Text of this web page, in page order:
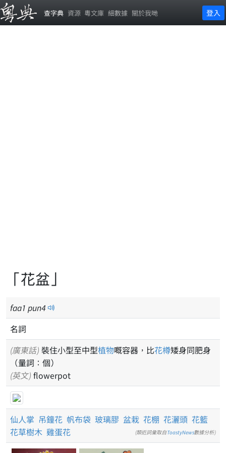
查字典 資源 粵文庫 細數據 關於我哋 登入
「花盆」
faa1 pun4
名詞
(廣東話) 裝住小型至中型植物嘅容器，比花樽矮身同肥身
（量詞：個）
(英文) flowerpot
仙人掌 吊鐘花 帆布袋 玻璃膠 盆栽 花棚 花灑頭 花籃
花草樹木 雞蛋花 (類近詞彙取自ToastyNews數據分析)